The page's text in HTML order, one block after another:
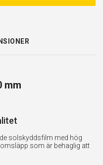
mm
solskyddsfilm med hög
som är behaglig att